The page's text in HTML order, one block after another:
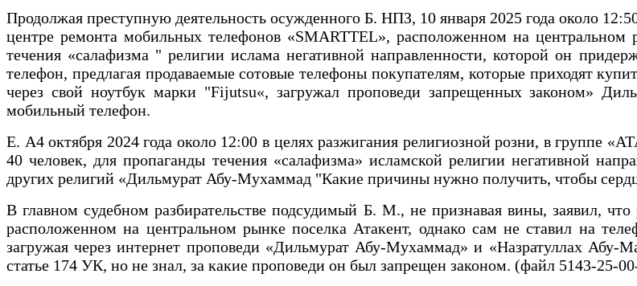
Продолжая преступную деятельность осужденного Б. НПЗ, 10 января 2025 года около
центре ремонта мобильных телефонов «SMARTTEL», расположенном на
течения «салафизма " религии ислама негативной направленности, которой он
телефон, предлагая продаваемые сотовые телефоны покупателям, которые приходят
через свой ноутбук марки "Fijutsu«, загружал проповеди запрещенных законом»
мобильный телефон.
Е. А4 октября 2024 года около 12:00 в целях разжигания религиозной розни, в группе
40 человек, для пропаганды течения «салафизма» исламской религии негативной
других религий «Дильмурат Абу-Мухаммад "Какие причины нужно получить, чтобы
В главном судебном разбирательстве подсудимый Б. М., не признавая вины, заявил,
расположенном на центральном рынке поселка Атакент, однако сам не ставил на
загружая через интернет проповеди «Дильмурат Абу-Мухаммад» и «Назратуллах
статье 174 УК, но не знал, за какие проповеди он был запрещен законом. (файл 5143-25-